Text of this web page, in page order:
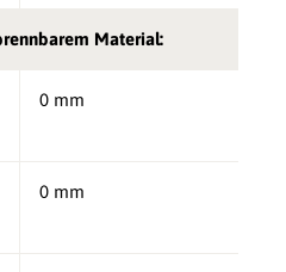
Material:
0 mm
0 mm